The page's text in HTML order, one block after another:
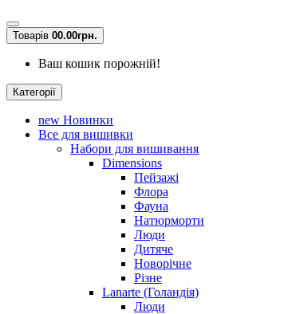
Товарів 00.00грн.
Ваш кошик порожній!
Категорії
new Новинки
Все для вишивки
Набори для вишивання
Dimensions
Пейзажі
Флора
Фауна
Натюрморти
Люди
Дитяче
Новорічне
Різне
Lanarte (Голандія)
Люди